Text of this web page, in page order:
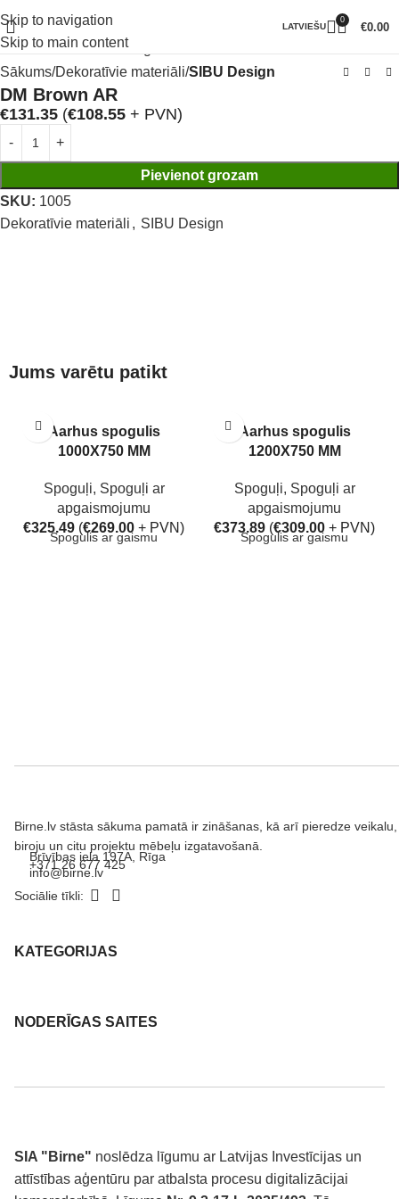
Skip to navigation
Skip to main content
LATVIEŠU
0
€0.00
Klikšķiniet lai palielinātu
Sākums Dekoratīvie materiāli SIBU Design
DM Brown AR
€131.35 (€108.55 + PVN)
Pievienot grozam
SKU: 1005
Dekoratīvie materiāli , SIBU Design
Jums varētu patikt
Aarhus spogulis
1000X750 MM
Spoguļi, Spoguļi ar
apgaismojumu
€325.49 (€269.00 + PVN)
Spogulis ar gaismu
Aarhus spogulis
1200X750 MM
Spoguļi, Spoguļi ar
apgaismojumu
€373.89 (€309.00 + PVN)
Spogulis ar gaismu
Birne.lv stāsta sākuma pamatā ir zināšanas, kā arī pieredze veikalu,
biroju un citu projektu mēbeļu izgatavošanā.
Brīvības iela 197A, Rīga
+371 26 677 425
info@birne.lv
Sociālie tīkli:
KATEGORIJAS
NODERĪGAS SAITES
SIA "Birne" noslēdza līgumu ar Latvijas Investīcijas un
attīstības aģentūru par atbalsta procesu digitalizācijai